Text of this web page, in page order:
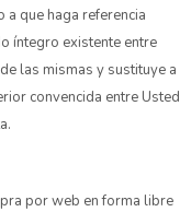
que haga referencia
íntegro existente entre
las mismas y sustituye a
convencida entre Usted
por web en forma libre